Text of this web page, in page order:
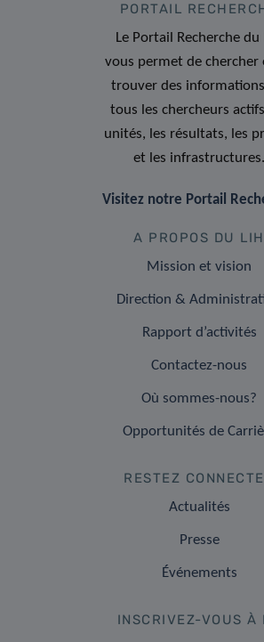
PORTAIL
Le Portail Recherche du
vous permet de chercher
trouver des
tous les chercheurs
unités, les résultats, les
et les infrastructures.
Visitez notre Portail
A PROPOS DU LIH
Mission et vision
Direction &
Rapport d’activités
Contactez-nous
Où sommes-nous?
Opportunités de
RESTEZ
Actualités
Presse
Événements
INSCRIVEZ-VOUS À